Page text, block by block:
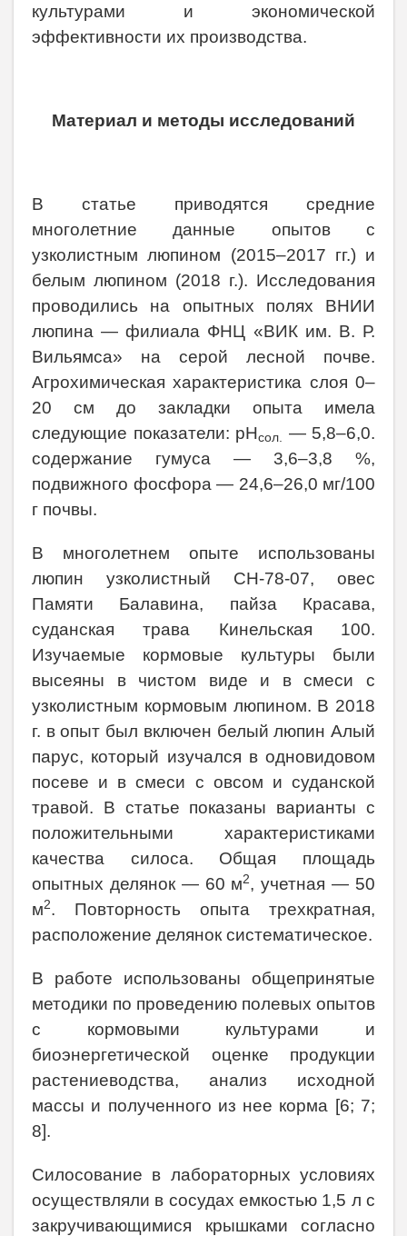
культурами и экономической
эффективности их производства.
Материал и методы исследований
В статье приводятся средние
многолетние данные опытов с
узколистным люпином (2015–2017 гг.) и
белым люпином (2018 г.). Исследования
проводились на опытных полях ВНИИ
люпина — филиала ФНЦ «ВИК им. В. Р.
Вильямса» на серой лесной почве.
Агрохимическая характеристика слоя 0–
20 см до закладки опыта имела
следующие показатели: рНсол. — 5,8–6,0.
содержание гумуса — 3,6–3,8 %,
подвижного фосфора — 24,6–26,0 мг/100
г почвы.
В многолетнем опыте использованы
люпин узколистный СН-78-07, овес
Памяти Балавина, пайза Красава,
суданская трава Кинельская 100.
Изучаемые кормовые культуры были
высеяны в чистом виде и в смеси с
узколистным кормовым люпином. В 2018
г. в опыт был включен белый люпин Алый
парус, который изучался в одновидовом
посеве и в смеси с овсом и суданской
травой. В статье показаны варианты с
положительными характеристиками
качества силоса. Общая площадь
опытных делянок — 60 м2, учетная — 50
м2. Повторность опыта трехкратная,
расположение делянок систематическое.
В работе использованы общепринятые
методики по проведению полевых опытов
с кормовыми культурами и
биоэнергетической оценке продукции
растениеводства, анализ исходной
массы и полученного из нее корма [6; 7;
8].
Силосование в лабораторных условиях
осуществляли в сосудах емкостью 1,5 л c
закручивающимися крышками согласно